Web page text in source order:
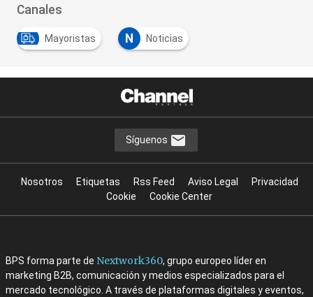
Canales
Mayoristas N Noticias
Síguenos
Nosotros Etiquetas Rss Feed Aviso Legal
Privacidad
Cookie
Cookie Center
BPS forma parte de Nextwork360, grupo europeo líder en
marketing B2B, comunicación y medios especializados para el
mercado tecnológico. A través de plataformas digitales y eventos,